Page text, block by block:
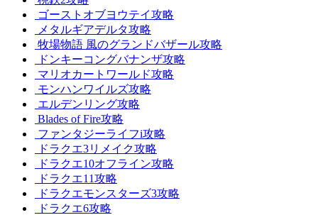
ゴーストオブヨウテイ攻略
メタルギアデルタ攻略
牧場物語 風のグランドバザール攻略
ドンキーコングバナンザ攻略
マリオカートワールド攻略
モンハンワイルズ攻略
エルデンリング攻略
Blades of Fire攻略
ファンタジーライフi攻略
ドラクエ3リメイク攻略
ドラクエ10オフライン攻略
ドラクエ11攻略
ドラクエモンスターズ3攻略
ドラクエ6攻略